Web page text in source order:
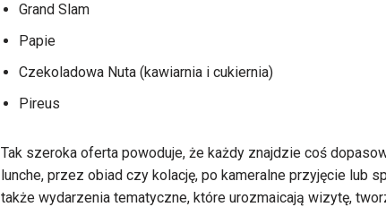
Grand Slam
Papie
Czekoladowa Nuta (kawiarnia i cukiernia)
Pireus
Tak szeroka oferta powoduje, że każdy znajdzie coś
lunche, przez obiad czy kolację, po kameralne przyjęcie lub
także wydarzenia tematyczne, które urozmaicają wizytę,